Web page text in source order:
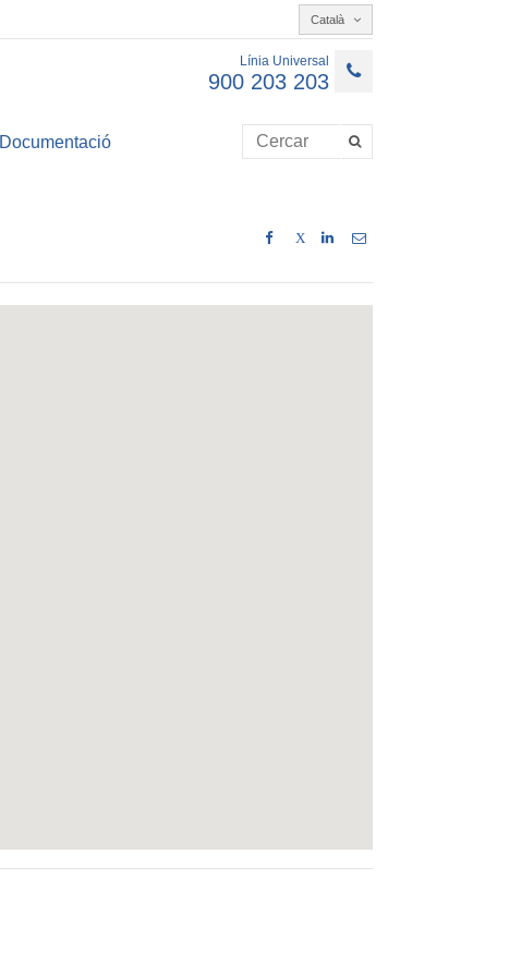
Català
Línia Universal
900 203 203
Documentació
X